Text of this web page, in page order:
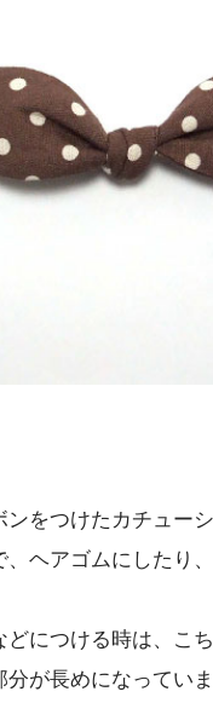
をつけたカチューシ
ヘアゴムにしたり
につける時は、こち
が長めになっていま